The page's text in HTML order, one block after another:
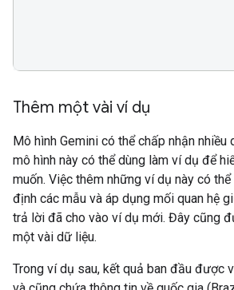
Thêm một vài ví dụ
Mô hình Gemini có thể chấp nhận nhiều
mô hình này có thể dùng làm ví dụ để
muốn. Việc thêm những ví dụ này có
định các mẫu và áp dụng mối quan hệ
trả lời đã cho vào ví dụ mới. Đây cũng
một vài dữ liệu.
Trong ví dụ sau, kết quả ban đầu được